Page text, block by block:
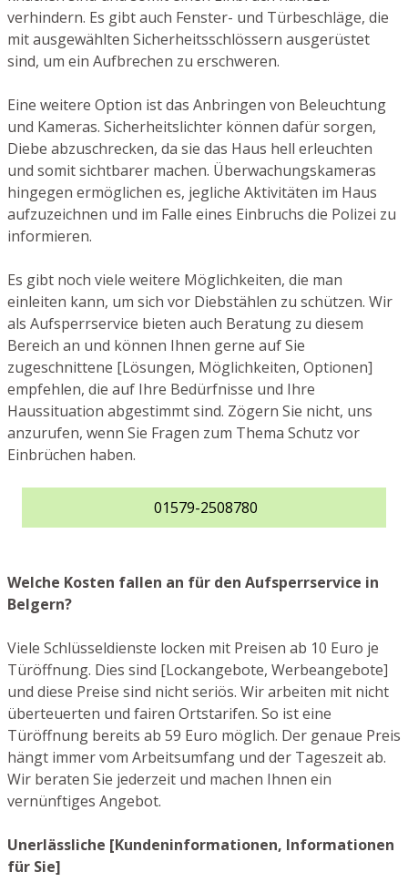
verhindern. Es gibt auch Fenster- und Türbeschläge, die
mit ausgewählten Sicherheitsschlössern ausgerüstet
sind, um ein Aufbrechen zu erschweren.
Eine weitere Option ist das Anbringen von Beleuchtung
und Kameras. Sicherheitslichter können dafür sorgen,
Diebe abzuschrecken, da sie das Haus hell erleuchten
und somit sichtbarer machen. Überwachungskameras
hingegen ermöglichen es, jegliche Aktivitäten im Haus
aufzuzeichnen und im Falle eines Einbruchs die Polizei zu
informieren.
Es gibt noch viele weitere Möglichkeiten, die man
einleiten kann, um sich vor Diebstählen zu schützen. Wir
als Aufsperrservice bieten auch Beratung zu diesem
Bereich an und können Ihnen gerne auf Sie
zugeschnittene [Lösungen, Möglichkeiten, Optionen]
empfehlen, die auf Ihre Bedürfnisse und Ihre
Haussituation abgestimmt sind. Zögern Sie nicht, uns
anzurufen, wenn Sie Fragen zum Thema Schutz vor
Einbrüchen haben.
01579-2508780
Welche Kosten fallen an für den Aufsperrservice in
Belgern?
Viele Schlüsseldienste locken mit Preisen ab 10 Euro je
Türöffnung. Dies sind [Lockangebote, Werbeangebote]
und diese Preise sind nicht seriös. Wir arbeiten mit nicht
überteuerten und fairen Ortstarifen. So ist eine
Türöffnung bereits ab 59 Euro möglich. Der genaue Preis
hängt immer vom Arbeitsumfang und der Tageszeit ab.
Wir beraten Sie jederzeit und machen Ihnen ein
vernünftiges Angebot.
Unerlässliche [Kundeninformationen, Informationen
für Sie]